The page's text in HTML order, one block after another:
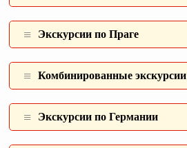
Экскурсии по Праге
Комбинированные экcкурсии
Экскурсии по Германии